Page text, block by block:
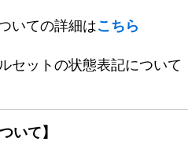
いての詳細はこちら
セットの状態表記について
いて】